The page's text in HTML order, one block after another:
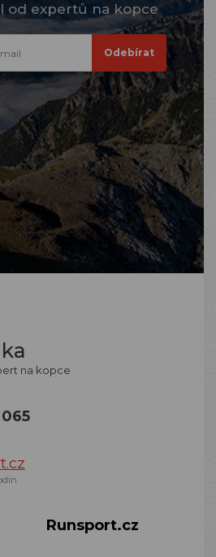
od expertů na kopce
na kopce
065
Runsport.cz